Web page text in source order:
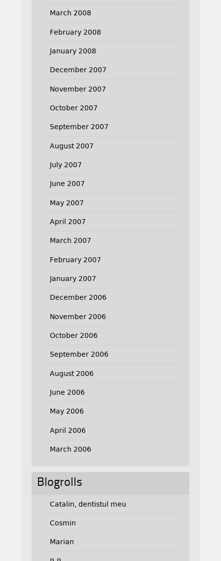
March 2008
February 2008
January 2008
December 2007
November 2007
October 2007
September 2007
August 2007
July 2007
June 2007
May 2007
April 2007
March 2007
February 2007
January 2007
December 2006
November 2006
October 2006
September 2006
August 2006
June 2006
May 2006
April 2006
March 2006
Blogrolls
Catalin, dentistul meu
Cosmin
Marian